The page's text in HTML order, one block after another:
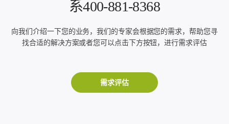
系400-881-8368
向我们介绍一下您的业务，我们的专家会根据您的需求，帮助您寻
找合适的解决方案或者您可以点击下方按钮，进行需求评估
需求评估